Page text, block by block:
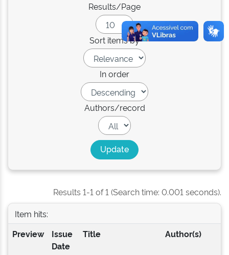
Results/Page
Sort items by
In order
Authors/record
Results 1-1 of 1 (Search time: 0.001 seconds).
Item hits:
Preview
Issue
Date
Title Author(s)